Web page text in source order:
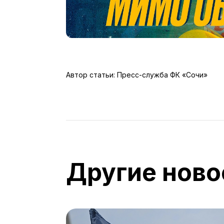
Автор статьи: Пресс-служба ФК «Сочи»
Другие